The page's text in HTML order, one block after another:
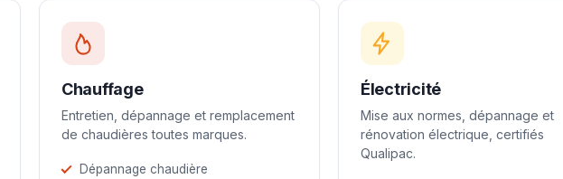
Chauffage
Entretien, dépannage et remplacement
de chaudières toutes marques.
Dépannage chaudière
Électricité
Mise aux normes, dépannage et
rénovation électrique, certifiés
Qualipac.